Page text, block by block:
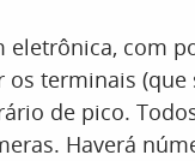
eletrônica, com
os terminais
de pico.
Haverá